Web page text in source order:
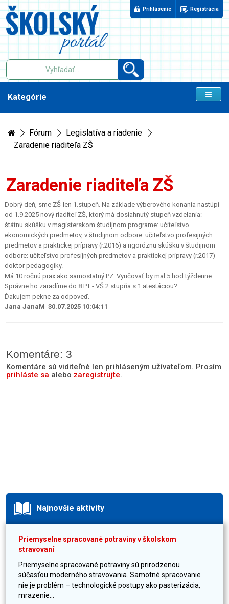
Prihlásenie Registrácia
Kategórie
Fórum
Legislatíva a riadenie
Zaradenie riaditeľa ZŠ
Zaradenie riaditeľa ZŠ
Dobrý deň, sme ZŠ-len 1.stupeň. Na základe výberového konania nastúpi
od 1.9.2025 nový riaditeľ ZŠ, ktorý má dosiahnutý stupeň vzdelania:
štátnu skúšku v magisterskom študijnom programe: učiteľstvo
ekonomických predmetov, v študijnom odbore: učiteľstvo profesijných
predmetov a praktickej prípravy (r.2016) a rigoróznu skúšku v študijnom
odbore: učiteľstvo profesijných predmetov a praktickej prípravy (r.2017)-
doktor pedagogiky.
Má 10 ročnú prax ako samostatný PZ. Vyučovať by mal 5 hod.týždenne.
Správne ho zaradíme do 8 PT - VŠ 2.stupňa s 1.atestáciou?
Ďakujem pekne za odpoveď.
Jana JanaM 30.07.2025 10:04:11
Komentáre: 3
Komentáre sú viditeľné len prihláseným užívateľom. Prosím
prihláste sa alebo zaregistrujte.
Najnovšie aktivity
Priemyselne spracované potraviny v školskom
stravovaní
Priemyselne spracované potraviny sú prirodzenou
súčasťou moderného stravovania. Samotné spracovanie
nie je problém – technologické postupy ako pasterizácia,
mrazenie...